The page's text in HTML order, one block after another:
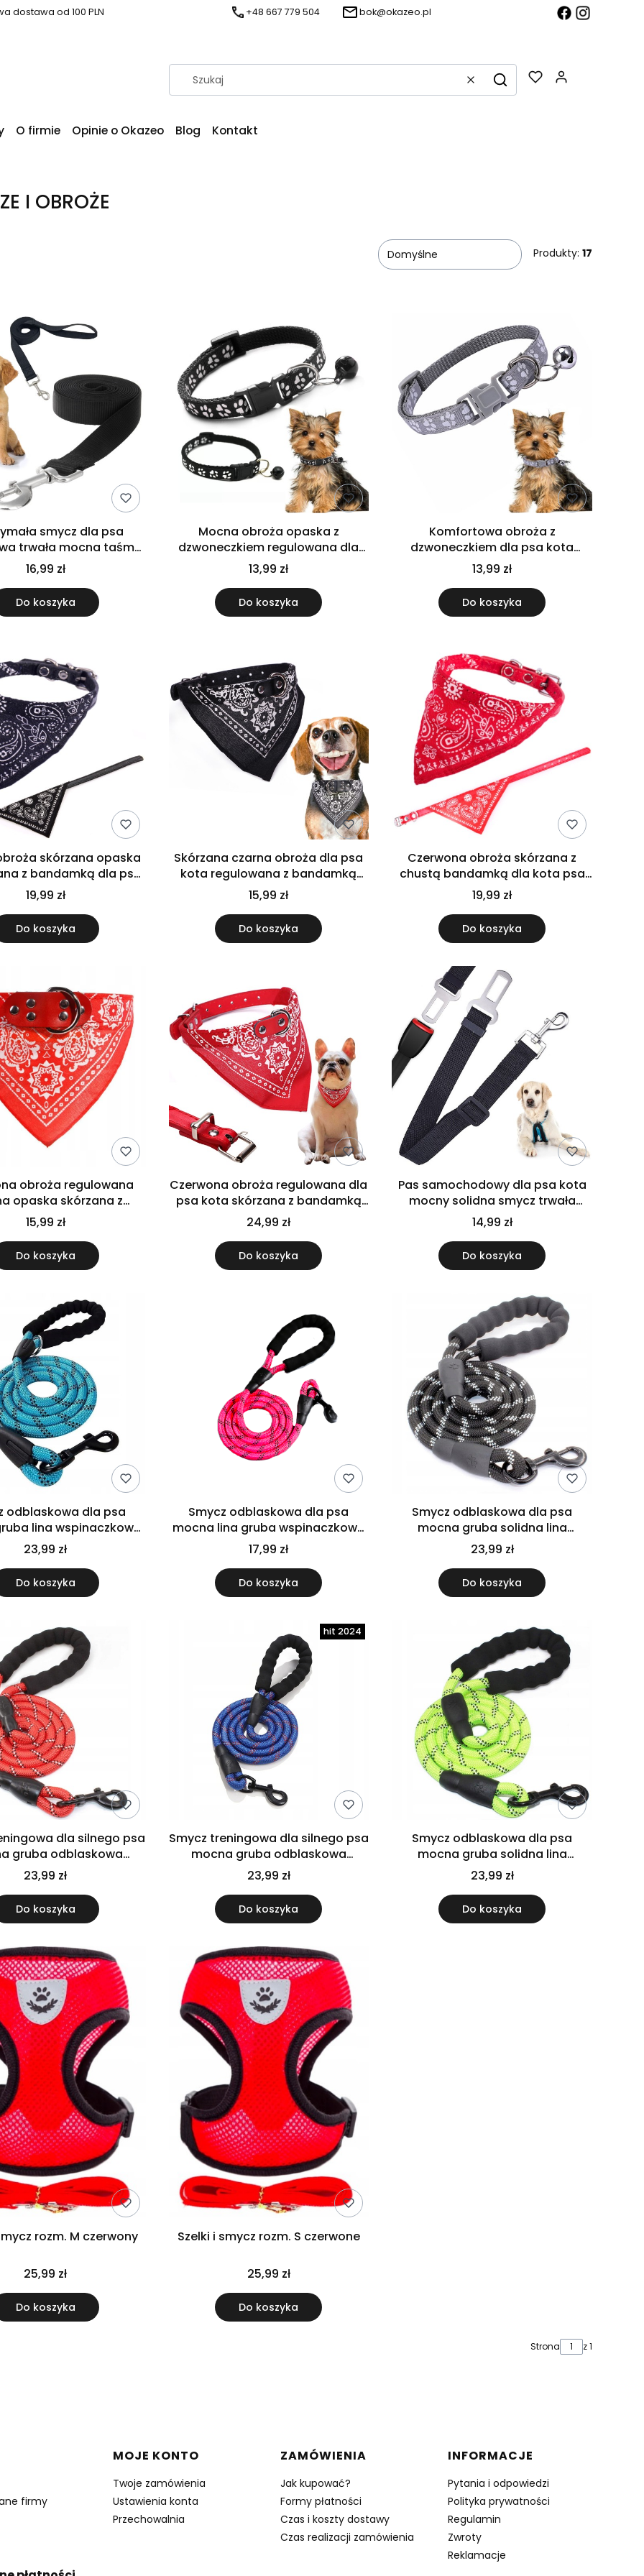
dostawa od 100 PLN +48 667 779 504 bok@okazeo.pl
WyczyśćSzukaj
O firmie Opinie o Okazeo Blog Kontakt
I OBROŻE
Domyślne Produkty: 17
smycz dla psa
trwała mocna taśma
czarna długa 10 m
16,99 zł
Do koszyka
Mocna obroża opaska z
dzwoneczkiem regulowana dla
psa kota solidna czarna
13,99 zł
Do koszyka
Komfortowa obroża z
dzwoneczkiem dla psa kota
solidna regulowana szara
13,99 zł
Do koszyka
skórzana opaska
z bandamką dla psa
kota mała S
19,99 zł
Do koszyka
Skórzana czarna obroża dla psa
kota regulowana z bandamką
wygodna opaska M
15,99 zł
Do koszyka
Czerwona obroża skórzana z
chustą bandamką dla kota psa
czerwona mała S
19,99 zł
Do koszyka
obroża regulowana
opaska skórzana z
dla psa kota M
15,99 zł
Do koszyka
Czerwona obroża regulowana dla
psa kota skórzana z bandamką
wygodna duża L
24,99 zł
Do koszyka
Pas samochodowy dla psa kota
mocny solidna smycz trwała
czarna do auta
14,99 zł
Do koszyka
odblaskowa dla psa
lina wspinaczkowa
1,5 m niebieska
23,99 zł
Do koszyka
Smycz odblaskowa dla psa
mocna lina gruba wspinaczkowa
solidna 1,5m różowa
17,99 zł
Do koszyka
Smycz odblaskowa dla psa
mocna gruba solidna lina
wspinaczkowa 1,5m czarna
23,99 zł
Do koszyka
dla silnego psa
gruba odblaskowa
czerwona lina 1,5m
23,99 zł
Do koszyka
Smycz treningowa dla silnego psa
mocna gruba odblaskowa
granatowa lina 1,5m
23,99 zł
Do koszyka
Smycz odblaskowa dla psa
mocna gruba solidna lina
wspinaczkowa 1,5m zielona
23,99 zł
Do koszyka
rozm. M czerwony
25,99 zł
Do koszyka
Szelki i smycz rozm. S czerwone
25,99 zł
Do koszyka
Strona z 1
firmy
MOJE KONTO
Twoje zamówienia
Ustawienia konta
Przechowalnia
ZAMÓWIENIA
Jak kupować?
Formy płatności
Czas i koszty dostawy
Czas realizacji zamówienia
INFORMACJE
Pytania i odpowiedzi
Polityka prywatności
Regulamin
Zwroty
Reklamacje